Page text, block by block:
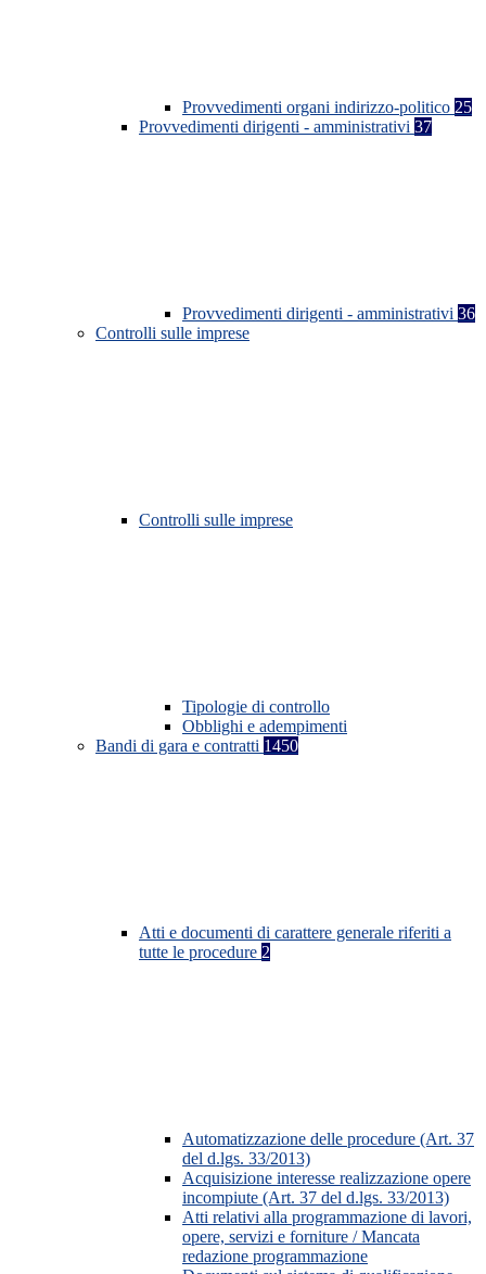
Provvedimenti organi indirizzo-politico 25
Provvedimenti dirigenti - amministrativi 37
Provvedimenti dirigenti - amministrativi 36
Controlli sulle imprese
Controlli sulle imprese
Tipologie di controllo
Obblighi e adempimenti
Bandi di gara e contratti 1450
Atti e documenti di carattere generale riferiti a
tutte le procedure 2
Automatizzazione delle procedure (Art. 37
del d.lgs. 33/2013)
Acquisizione interesse realizzazione opere
incompiute (Art. 37 del d.lgs. 33/2013)
Atti relativi alla programmazione di lavori,
opere, servizi e forniture / Mancata
redazione programmazione